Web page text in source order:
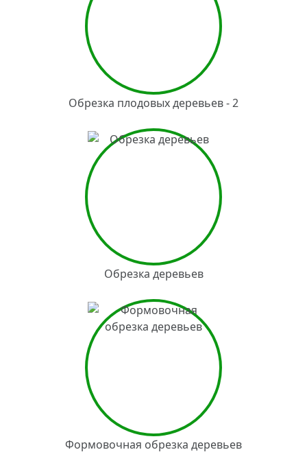
Обрезка плодовых деревьев - 2
Обрезка деревьев
Формовочная обрезка деревьев